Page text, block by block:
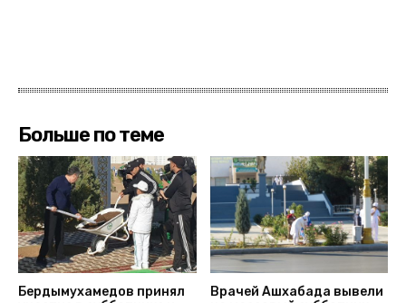
Больше по теме
Бердымухамедов принял
Врачей Ашхабада вывели